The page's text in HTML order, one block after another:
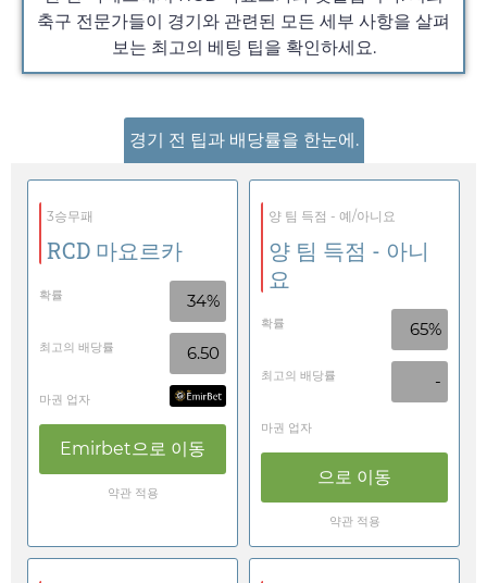
축구 전문가들이 경기와 관련된 모든 세부 사항을 살펴
보는 최고의 베팅 팁을 확인하세요.
경기 전 팁과 배당률을 한눈에.
3승무패
RCD 마요르카
확률 34%
최고의 배당률 6.50
마권 업자
Emirbet으로 이동
약관 적용
양 팀 득점 - 예/아니요
양 팀 득점 - 아니
요
확률 65%
최고의 배당률 -
마권 업자
으로 이동
약관 적용